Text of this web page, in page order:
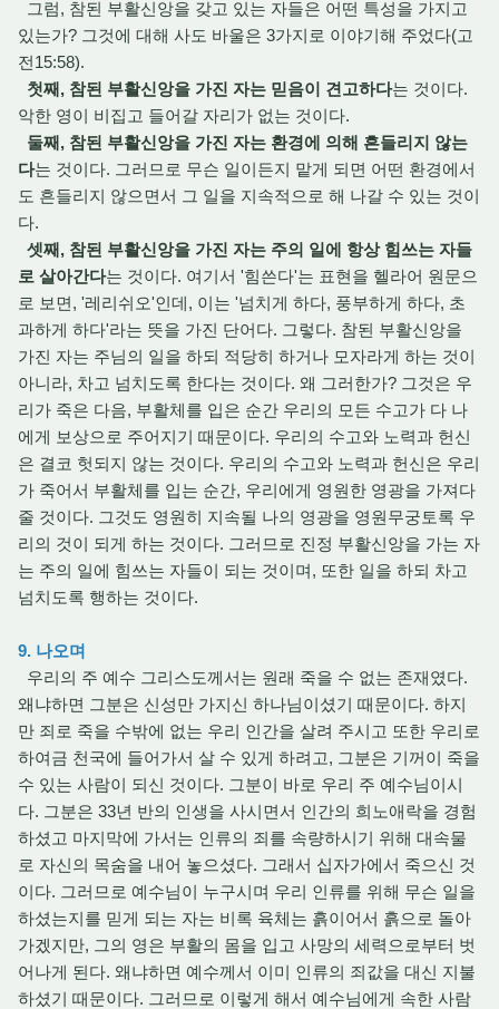
그럼, 참된 부활신앙을 갖고 있는 자들은 어떤 특성을 가지고
있는가? 그것에 대해 사도 바울은 3가지로 이야기해 주었다(고
전15:58).
첫째, 참된 부활신앙을 가진 자는 믿음이 견고하다는 것이다.
악한 영이 비집고 들어갈 자리가 없는 것이다.
둘째, 참된 부활신앙을 가진 자는 환경에 의해 흔들리지 않는
다는 것이다. 그러므로 무슨 일이든지 맡게 되면 어떤 환경에서
도 흔들리지 않으면서 그 일을 지속적으로 해 나갈 수 있는 것이
다.
셋째, 참된 부활신앙을 가진 자는 주의 일에 항상 힘쓰는 자들
로 살아간다는 것이다. 여기서 '힘쓴다'는 표현을 헬라어 원문으
로 보면, '레리쉬오'인데, 이는 '넘치게 하다, 풍부하게 하다, 초
과하게 하다'라는 뜻을 가진 단어다. 그렇다. 참된 부활신앙을
가진 자는 주님의 일을 하되 적당히 하거나 모자라게 하는 것이
아니라, 차고 넘치도록 한다는 것이다. 왜 그러한가? 그것은 우
리가 죽은 다음, 부활체를 입은 순간 우리의 모든 수고가 다 나
에게 보상으로 주어지기 때문이다. 우리의 수고와 노력과 헌신
은 결코 헛되지 않는 것이다. 우리의 수고와 노력과 헌신은 우리
가 죽어서 부활체를 입는 순간, 우리에게 영원한 영광을 가져다
줄 것이다. 그것도 영원히 지속될 나의 영광을 영원무궁토록 우
리의 것이 되게 하는 것이다. 그러므로 진정 부활신앙을 가는 자
는 주의 일에 힘쓰는 자들이 되는 것이며, 또한 일을 하되 차고
넘치도록 행하는 것이다.
9. 나오며
우리의 주 예수 그리스도께서는 원래 죽을 수 없는 존재였다.
왜냐하면 그분은 신성만 가지신 하나님이셨기 때문이다. 하지
만 죄로 죽을 수밖에 없는 우리 인간을 살려 주시고 또한 우리로
하여금 천국에 들어가서 살 수 있게 하려고, 그분은 기꺼이 죽을
수 있는 사람이 되신 것이다. 그분이 바로 우리 주 예수님이시
다. 그분은 33년 반의 인생을 사시면서 인간의 희노애락을 경험
하셨고 마지막에 가서는 인류의 죄를 속량하시기 위해 대속물
로 자신의 목숨을 내어 놓으셨다. 그래서 십자가에서 죽으신 것
이다. 그러므로 예수님이 누구시며 우리 인류를 위해 무슨 일을
하셨는지를 믿게 되는 자는 비록 육체는 흙이어서 흙으로 돌아
가겠지만, 그의 영은 부활의 몸을 입고 사망의 세력으로부터 벗
어나게 된다. 왜냐하면 예수께서 이미 인류의 죄값을 대신 지불
하셨기 때문이다. 그러므로 이렇게 해서 예수님에게 속한 사람